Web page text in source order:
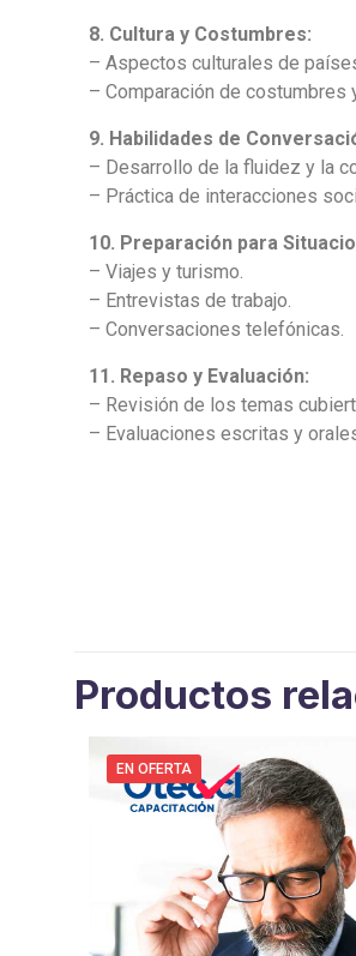
8. Cultura y Costumbres:
– Aspectos culturales de
– Comparación de costumbres
9. Habilidades de
– Desarrollo de la fluidez y la
– Práctica de interacciones
10. Preparación para
– Viajes y turismo.
– Entrevistas de trabajo.
– Conversaciones telefónicas.
11. Repaso y Evaluación:
– Revisión de los temas
– Evaluaciones escritas y
Productos
EN OFERTA